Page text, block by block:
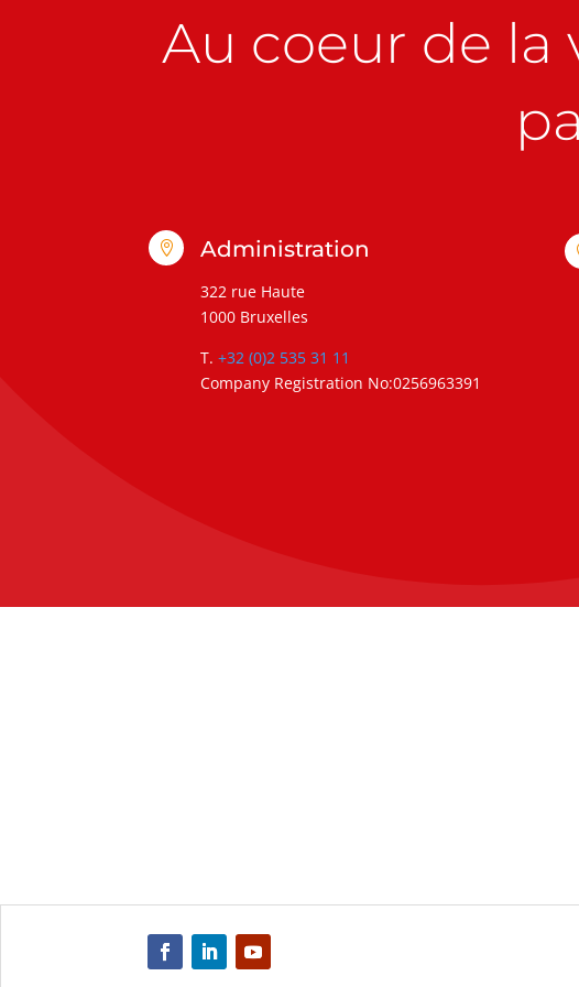
Au coeur de la
 Administration
322 rue Haute
1000 Bruxelles
T. +32 (0)2 535 31 11
Company Registration No:0256963391